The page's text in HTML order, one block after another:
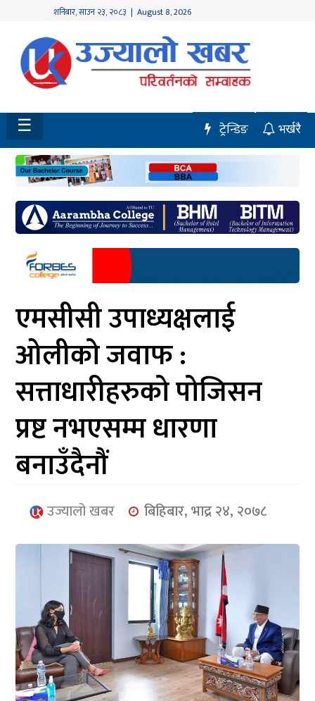
शनिबार,साउन २३, २०८३ | August 8, 2026
होमपेज
नवलपुर
विशेष
मध्य
नेपाल
चितवन
सेरोफेरो
समाचार
आर्थिक
मनोरञ्जन
खेलकुद
अन्तर्राष्ट्रिय/
युनिकोड
☰ भर्खरै
ट्रेन्डिङ
एमसीसी उपाध्यक्षलाई
ओलीको जवाफ :
सत्ताधारीहरुको पोजिसन
प्रष्ट नभएसम्म धारणा
बनाउँदैनौं
उज्यालो खबर बिहिबार, भाद्र २४, २०७८